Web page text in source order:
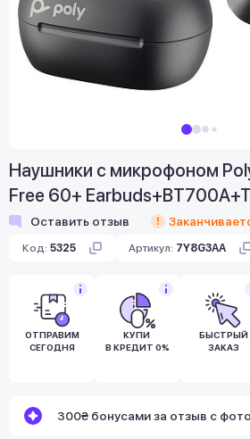
Наушники с микрофоном
Free 60+
Оставить отзыв
Код: 5325 Артикул: 7Y8G3AA
ОТПРАВИМ
СЕГОДНЯ
КУПИ
В КРЕДИТ 0%
БЫСТРЫЙ
ЗАКАЗ
300₴ бонусами за отзыв с фото